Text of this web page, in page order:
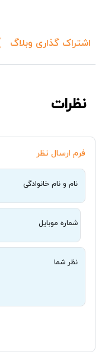
اشتراک گذاری وبلاگ
نظرات
فرم ارسال نظر
نام و نام خانوادگی
شماره موبایل
نظر شما